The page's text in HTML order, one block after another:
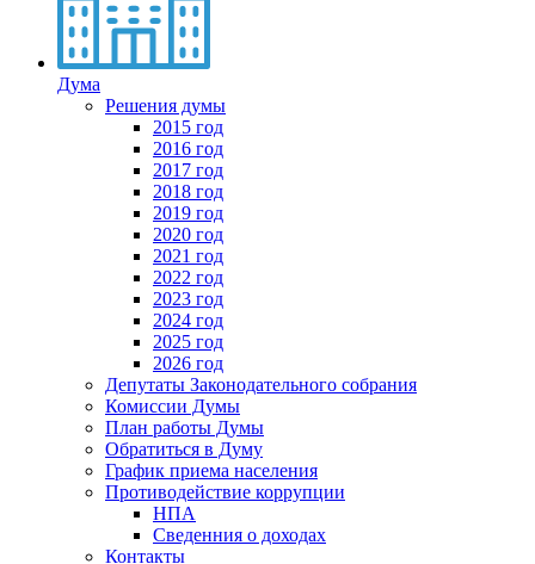
Дума
Решения думы
2015 год
2016 год
2017 год
2018 год
2019 год
2020 год
2021 год
2022 год
2023 год
2024 год
2025 год
2026 год
Депутаты Законодательного собрания
Комиссии Думы
План работы Думы
Обратиться в Думу
График приема населения
Противодействие коррупции
НПА
Сведенния о доходах
Контакты